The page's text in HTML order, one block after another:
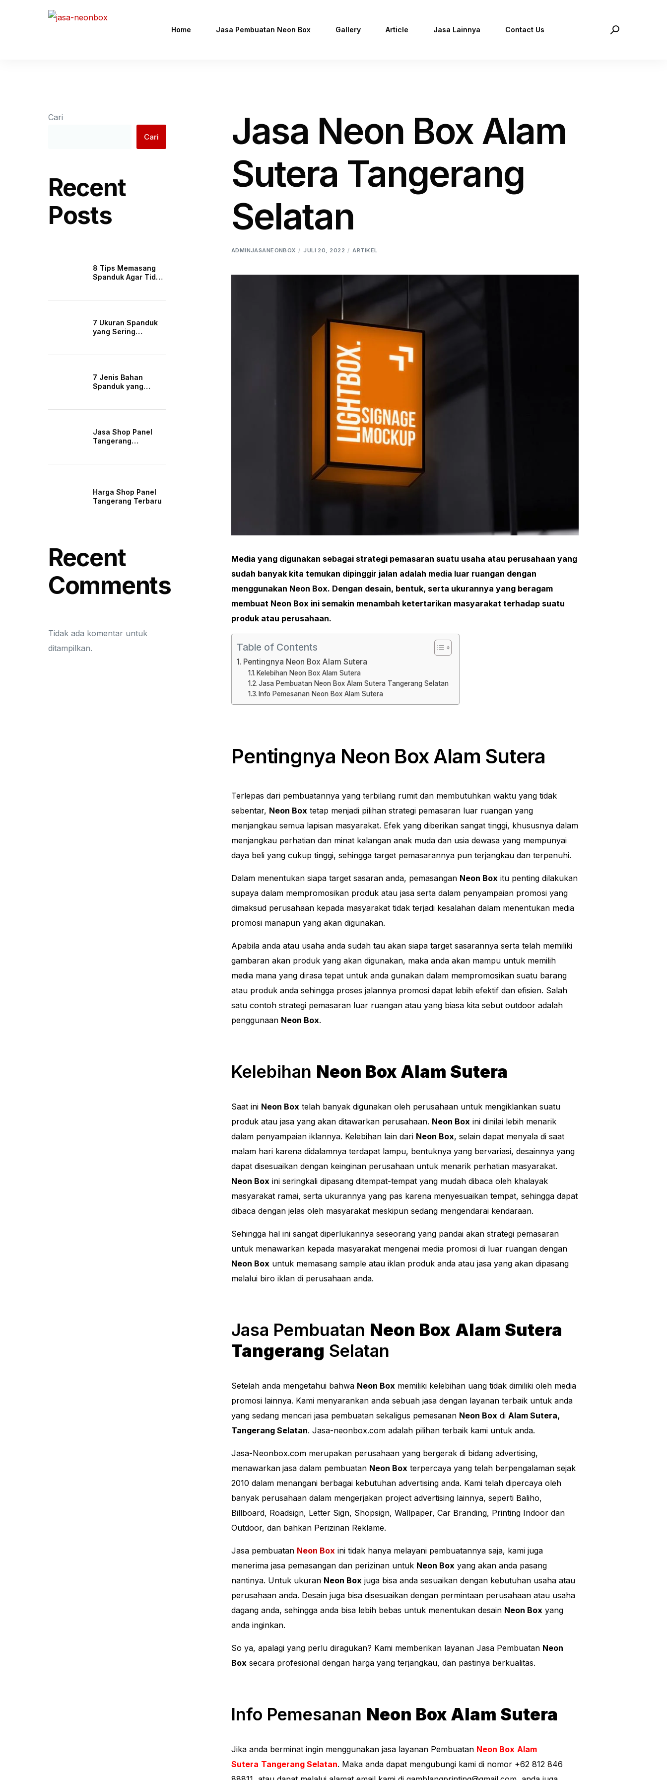
Home Jasa Pembuatan Neon Box Gallery Article Jasa Lainnya Contact Us
Jasa Neon Box Alam
Sutera Tangerang
Selatan
ADMINJASANEONBOX JULI 20, 2022 ARTIKEL
Media yang digunakan sebagai strategi pemasaran suatu usaha atau perusahaan yang
sudah banyak kita temukan dipinggir jalan adalah media luar ruangan dengan
menggunakan Neon Box. Dengan desain, bentuk, serta ukurannya yang beragam
membuat Neon Box ini semakin menambah ketertarikan masyarakat terhadap suatu
produk atau perusahaan.
Table of Contents
Pentingnya Neon Box Alam Sutera
Kelebihan Neon Box Alam Sutera
Jasa Pembuatan Neon Box Alam Sutera Tangerang Selatan
Info Pemesanan Neon Box Alam Sutera
Pentingnya Neon Box Alam Sutera
Terlepas dari pembuatannya yang terbilang rumit dan membutuhkan waktu yang tidak
sebentar, Neon Boxtetap menjadi pilihan strategi pemasaran luar ruangan yang
menjangkau semua lapisan masyarakat. Efek yang diberikan sangat tinggi, khususnya dalam
menjangkau perhatian dan minat kalangan anak muda dan usia dewasa yang mempunyai
daya beli yang cukup tinggi, sehingga target pemasarannya pun terjangkau dan terpenuhi.
Dalam menentukan siapa target sasaran anda, pemasangan Neon Boxitu penting dilakukan
supaya dalam mempromosikan produk atau jasa serta dalam penyampaian promosi yang
dimaksud perusahaan kepada masyarakat tidak terjadi kesalahan dalam menentukan media
promosi manapun yang akan digunakan.
Apabila anda atau usaha anda sudah tau akan siapa target sasarannya serta telah memiliki
gambaran akan produk yang akan digunakan, maka anda akan mampu untuk memilih
media mana yang dirasa tepat untuk anda gunakan dalam mempromosikan suatu barang
atau produk anda sehingga proses jalannya promosi dapat lebih efektif dan efisien. Salah
satu contoh strategi pemasaran luar ruangan atau yang biasa kita sebut outdoor adalah
penggunaan Neon Box.
Kelebihan Neon Box Alam Sutera
Saat ini Neon Boxtelah banyak digunakan oleh perusahaan untuk mengiklankan suatu
produk atau jasa yang akan ditawarkan perusahaan. Neon Boxini dinilai lebih menarik
dalam penyampaian iklannya. Kelebihan lain dari Neon Box, selain dapat menyala di saat
malam hari karena didalamnya terdapat lampu, bentuknya yang bervariasi, desainnya yang
dapat disesuaikan dengan keinginan perusahaan untuk menarik perhatian masyarakat.
Neon Boxini seringkali dipasang ditempat-tempat yang mudah dibaca oleh khalayak
masyarakat ramai, serta ukurannya yang pas karena menyesuaikan tempat, sehingga dapat
dibaca dengan jelas oleh masyarakat meskipun sedang mengendarai kendaraan.
Sehingga hal ini sangat diperlukannya seseorang yang pandai akan strategi pemasaran
untuk menawarkan kepada masyarakat mengenai media promosi di luar ruangan dengan
Neon Boxuntuk memasang sample atau iklan produk anda atau jasa yang akan dipasang
melalui biro iklan di perusahaan anda.
Jasa Pembuatan Neon Box Alam Sutera
Tangerang Selatan
Setelah anda mengetahui bahwa Neon Boxmemiliki kelebihan uang tidak dimiliki oleh media
promosi lainnya. Kami menyarankan anda sebuah jasa dengan layanan terbaik untuk anda
yang sedang mencari jasa pembuatan sekaligus pemesanan Neon Boxdi Alam Sutera,
Tangerang Selatan. Jasa-neonbox.com adalah pilihan terbaik kami untuk anda.
Jasa-Neonbox.com merupakan perusahaan yang bergerak di bidang advertising,
menawarkan jasa dalam pembuatan Neon Boxterpercaya yang telah berpengalaman sejak
2010 dalam menangani berbagai kebutuhan advertising anda. Kami telah dipercaya oleh
banyak perusahaan dalam mengerjakan project advertising lainnya, seperti Baliho,
Billboard, Roadsign, Letter Sign, Shopsign, Wallpaper, Car Branding, Printing Indoor dan
Outdoor, dan bahkan Perizinan Reklame.
Jasa pembuatan Neon Boxini tidak hanya melayani pembuatannya saja, kami juga
menerima jasa pemasangan dan perizinan untuk Neon Boxyang akan anda pasang
nantinya. Untuk ukuran Neon Boxjuga bisa anda sesuaikan dengan kebutuhan usaha atau
perusahaan anda. Desain juga bisa disesuaikan dengan permintaan perusahaan atau usaha
dagang anda, sehingga anda bisa lebih bebas untuk menentukan desain Neon Boxyang
anda inginkan.
So ya, apalagi yang perlu diragukan? Kami memberikan layanan Jasa Pembuatan Neon
Boxsecara profesional dengan harga yang terjangkau, dan pastinya berkualitas.
Info Pemesanan Neon Box Alam Sutera
Jika anda berminat ingin menggunakan jasa layanan Pembuatan Neon Box Alam
Sutera Tangerang Selatan. Maka anda dapat mengubungi kami di nomor +62 812 846
Cari
Cari
Recent
Posts
8 Tips Memasang
Spanduk Agar Tidak
7 Ukuran Spanduk
yang Sering
7 Jenis Bahan
Spanduk yang
Jasa Shop Panel
Tangerang
Harga Shop Panel
Tangerang Terbaru
Recent
Comments
Tidak ada komentar untuk
ditampilkan.